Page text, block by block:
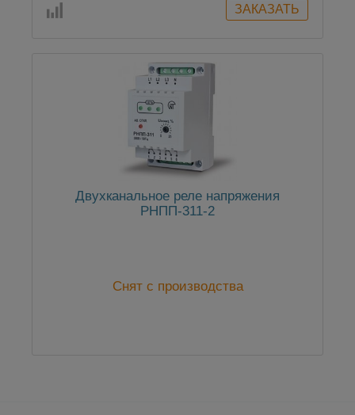
Двухканальное реле напряжения
РНПП-311-2
Снят с производства